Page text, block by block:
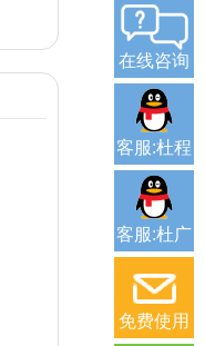
在线咨询
客服:杜程
客服:杜广
免费使用